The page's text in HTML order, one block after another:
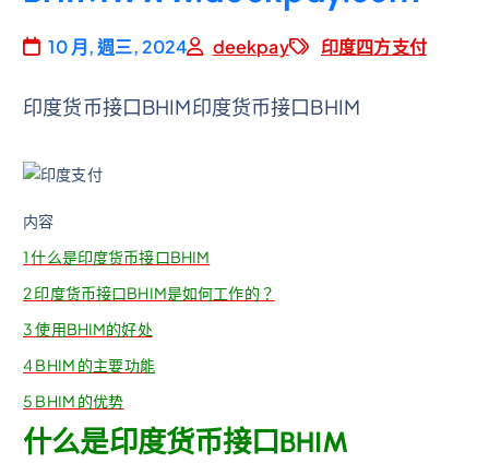
10 月, 週三, 2024 deekpay 印度四方支付
印度货币接口BHIM印度货币接口BHIM
内容
1什么是印度货币接口BHIM
2印度货币接口BHIM是如何工作的？
3使用BHIM的好处
4BHIM 的主要功能
5 BHIM 的优势
什么是印度货币接口BHIM